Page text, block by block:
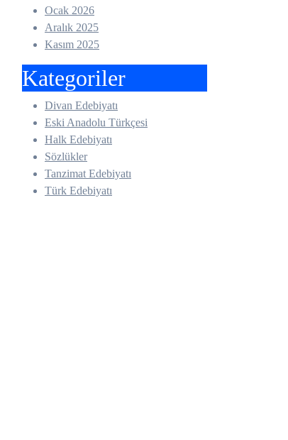
Ocak 2026
Aralık 2025
Kasım 2025
Kategoriler
Divan Edebiyatı
Eski Anadolu Türkçesi
Halk Edebiyatı
Sözlükler
Tanzimat Edebiyatı
Türk Edebiyatı